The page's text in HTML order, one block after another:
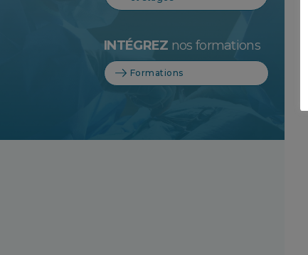
INTÉGREZ nos formations
Formations